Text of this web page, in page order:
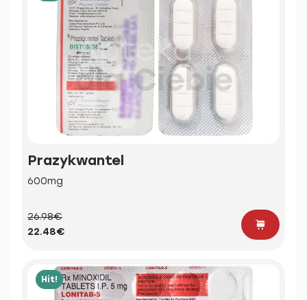
Prazykwantel
600mg
26.98€
22.48€
Hit!